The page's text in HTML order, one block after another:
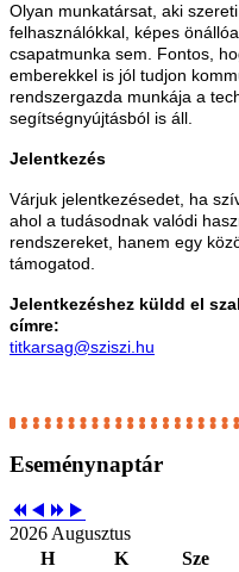
Olyan munkatársat, aki
felhasználókkal, képes
csapatmunka sem. Fontos,
emberekkel is jól tudjon
rendszergazda munkája a
segítségnyújtásból is áll.
Jelentkezés
Várjuk jelentkezésedet, ha
ahol a tudásodnak valódi
rendszereket, hanem egy
támogatod.
Jelentkezéshez küldd el
címre:
titkarsag@sziszi.hu
Eseménynaptár
2026 Augusztus
H
K Sze